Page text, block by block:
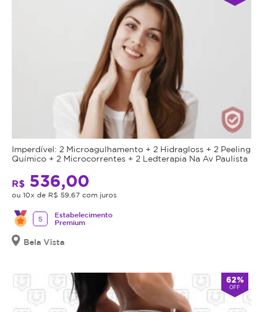
Imperdível: 2 Microagulhamento + 2 Hidragloss + 2 Peeling
Químico + 2 Microcorrentes + 2 Ledterapia Na Av Paulista
R$ 536,00
ou 10x de R$ 59,67 com juros
5
Estabelecimento
Premium
Bela Vista
62%
OFF